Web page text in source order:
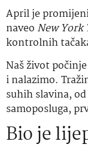
April je
naveo New York
kontrolnih
Naš život
i nalazimo.
suhih slavina,
samoposluga,
Bio je